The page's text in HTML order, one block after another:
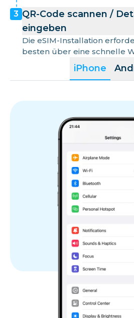
iPhone
3 QR-Code scannen /
eingeben
Die eSIM-Installation
besten über eine schnelle